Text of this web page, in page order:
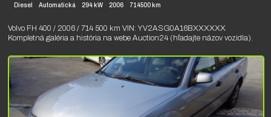
Diesel Automatická 294 kW 2006 714500 km
Volvo FH 400 / 2006 / 714 500 km VIN: YV2ASG0A16BXXXXXX
Kompletná galéria a história na webe Auction24 (hľadajte názov vozidla).